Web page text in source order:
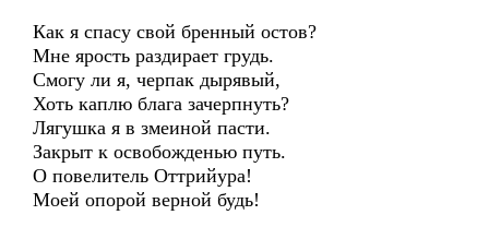
Как я спасу свой бренный остов?
Мне ярость раздирает грудь.
Смогу ли я, черпак дырявый,
Хоть каплю блага зачерпнуть?
Лягушка я в змеиной пасти.
Закрыт к освобожденью путь.
О повелитель Оттрийура!
Моей опорой верной будь!